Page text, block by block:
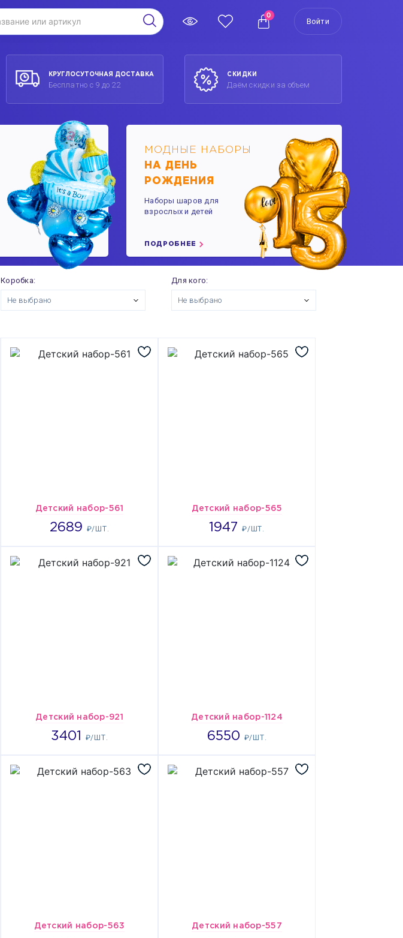
0
Войти
КРУГЛОСУТОЧНАЯ ДОСТАВКА
Бесплатно с 9 до 22
СКИДКИ
Даём скидки за объем
МОДНЫЕ НАБОРЫ
НА ДЕНЬ
РОЖДЕНИЯ
Наборы шаров для
взрослых и детей
ПОДРОБНЕЕ
Коробка:
Не выбрано
Для кого:
Не выбрано
Детский набор-561
2689 ₽/ШТ.
2689 Детский набор-565
1947₽/ШТ.
1947
Детский набор-921
3401 ₽/ШТ.
3401 Детский набор-1124
6550 ₽/ШТ.
6550
Детский набор-563
2970 Детский набор-557
3042